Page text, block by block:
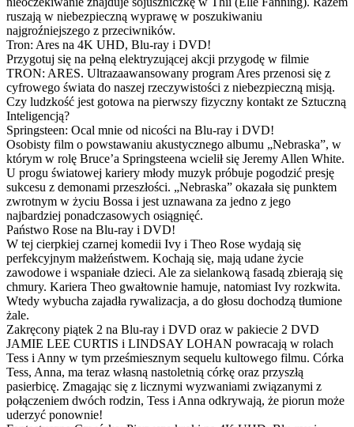
ruszają w niebezpieczną wyprawę w poszukiwaniu
najgroźniejszego z przeciwników.
Tron: Ares na 4K UHD, Blu-ray i DVD!
Przygotuj się na pełną elektryzującej akcji przygodę w filmie
TRON: ARES. Ultrazaawansowany program Ares przenosi się z
cyfrowego świata do naszej rzeczywistości z niebezpieczną misją.
Czy ludzkość jest gotowa na pierwszy fizyczny kontakt ze Sztuczną
Inteligencją?
Springsteen: Ocal mnie od nicości na Blu-ray i DVD!
Osobisty film o powstawaniu akustycznego albumu „Nebraska”, w
którym w rolę Bruce’a Springsteena wcielił się Jeremy Allen White.
U progu światowej kariery młody muzyk próbuje pogodzić presję
sukcesu z demonami przeszłości. „Nebraska” okazała się punktem
zwrotnym w życiu Bossa i jest uznawana za jedno z jego
najbardziej ponadczasowych osiągnięć.
Państwo Rose na Blu-ray i DVD!
W tej cierpkiej czarnej komedii Ivy i Theo Rose wydają się
perfekcyjnym małżeństwem. Kochają się, mają udane życie
zawodowe i wspaniałe dzieci. Ale za sielankową fasadą zbierają się
chmury. Kariera Theo gwałtownie hamuje, natomiast Ivy rozkwita.
Wtedy wybucha zajadła rywalizacja, a do głosu dochodzą tłumione
żale.
Zakręcony piątek 2 na Blu-ray i DVD oraz w pakiecie 2 DVD
JAMIE LEE CURTIS i LINDSAY LOHAN powracają w rolach
Tess i Anny w tym prześmiesznym sequelu kultowego filmu. Córka
Tess, Anna, ma teraz własną nastoletnią córkę oraz przyszłą
pasierbicę. Zmagając się z licznymi wyzwaniami związanymi z
połączeniem dwóch rodzin, Tess i Anna odkrywają, że piorun może
uderzyć ponownie!